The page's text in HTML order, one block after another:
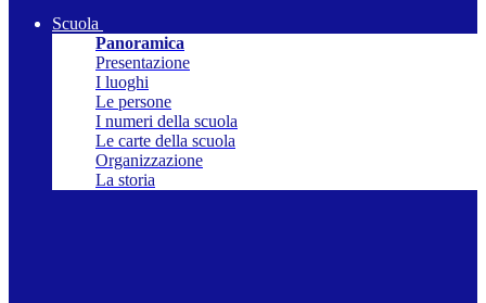
Scuola
Panoramica
Presentazione
I luoghi
Le persone
I numeri della scuola
Le carte della scuola
Organizzazione
La storia